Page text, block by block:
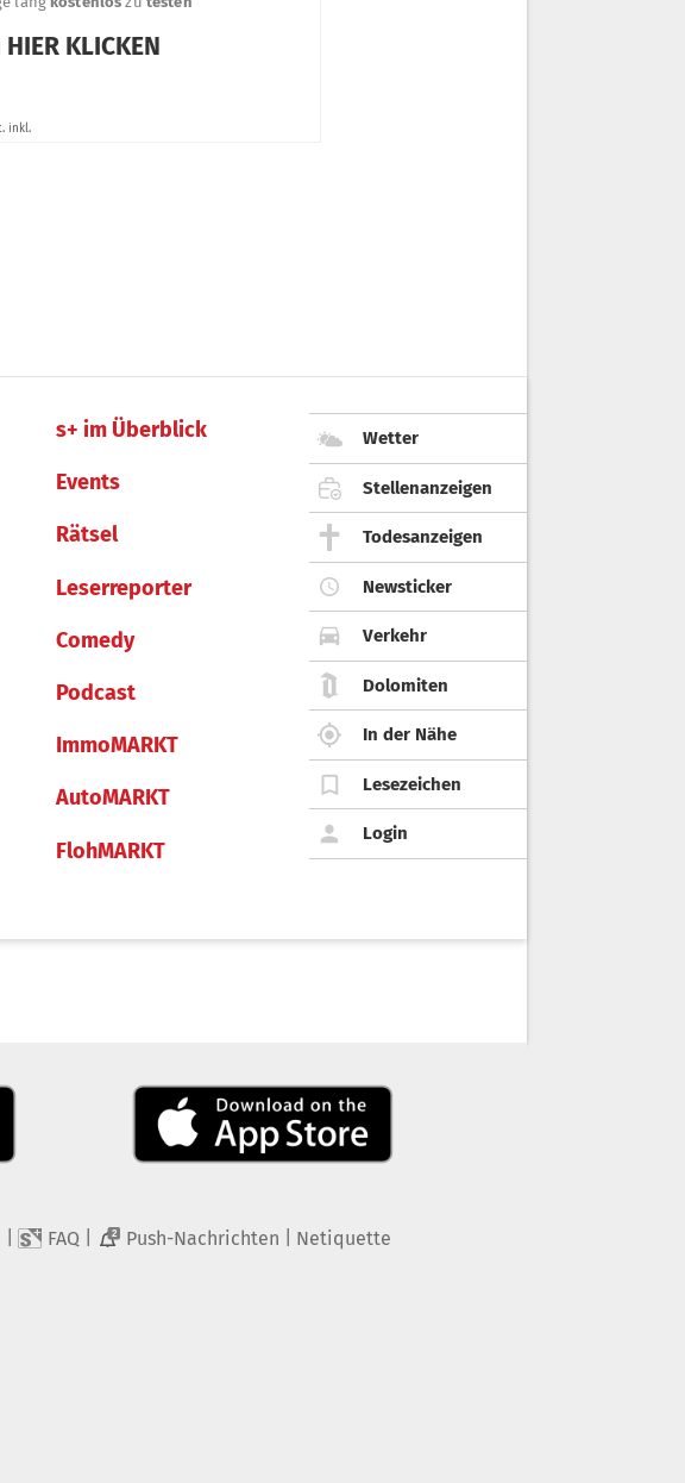
s+ im Überblick
Events
Rätsel
Leserreporter
Comedy
Podcast
ImmoMARKT
AutoMARKT
FlohMARKT
Wetter
Stellenanzeigen
Todesanzeigen
Newsticker
Verkehr
Dolomiten
In der Nähe
Lesezeichen
Login
FAQ 2 Push-Nachrichten Netiquette